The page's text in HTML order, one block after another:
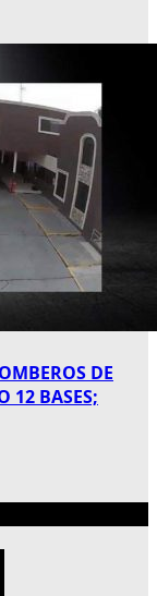
DE
12 BASES;